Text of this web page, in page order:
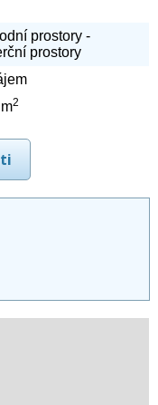
prostory -
prostory
2